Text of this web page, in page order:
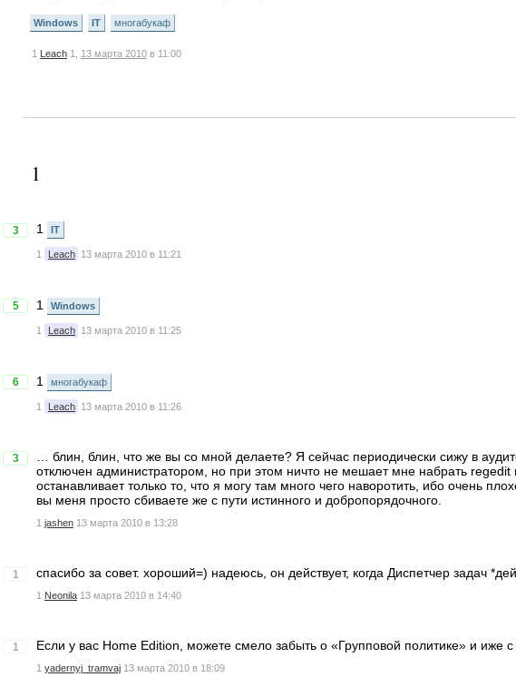
Windows IT многабукаф
1 Leach 1, 13 марта 2010 в 11:00
1
3 1 IT
1 Leach 13 марта 2010 в 11:21
5 1 Windows
1 Leach 13 марта 2010 в 11:25
6 1 многабукаф
1 Leach 13 марта 2010 в 11:26
3
… блин, блин, что же вы со мной делаете? Я сейчас периодически сижу в
отключен администратором, но при этом ничто не мешает мне набрать
останавливает только то, что я могу там много чего наворотить, ибо очень
вы меня просто сбиваете же с пути истинного и добропорядочного.
1 jashen 13 марта 2010 в 13:28
1 спасибо за совет. хороший=) надеюсь, он действует, когда Диспетчер задач
1 Neonila 13 марта 2010 в 14:40
1 Если у вас Home Edition, можете смело забыть о «Групповой политике» и иже
1 yadernyj_tramvaj 13 марта 2010 в 18:09